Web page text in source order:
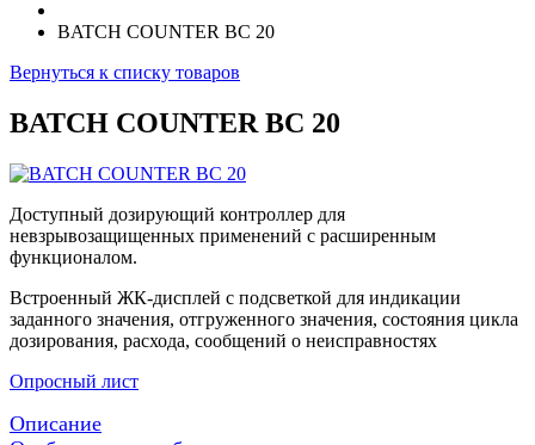
BATCH COUNTER BC 20
Вернуться к списку товаров
BATCH COUNTER BC 20
Доступный дозирующий контроллер для
невзрывозащищенных применений с расширенным
функционалом.
Встроенный ЖК-дисплей с подсветкой для индикации
заданного значения, отгруженного значения, состояния цикла
дозирования, расхода, сообщений о неисправностях
Опросный лист
Описание